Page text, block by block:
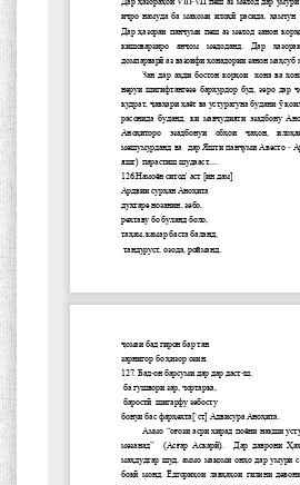
Муъмин Қаноат\Meeting of
young talents with Mumyin
Kanoat
The Persian Gulf Beautiful
poetry from Устод Мумин
Қаноат (Ustod Mumin Qanoat)
Mehrafarin about the conflict
Gulf
Сайри Дарвоз бо Мӯъмин
Қаноат: Чанор ҳам "гап"
мезанад